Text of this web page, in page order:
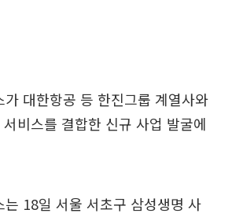
가 대한항공 등 한진그룹 계열사와
서비스를 결합한 신규 사업 발굴에
는 18일 서울 서초구 삼성생명 사